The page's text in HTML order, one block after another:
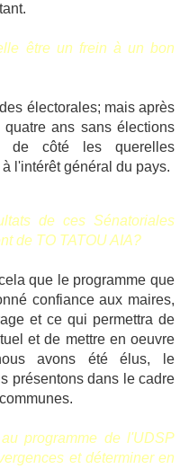
être un frein à un bon
électorales; mais après
ans sans élections
de côté les querelles
l'intérêt général du pays.
de ces Sénatoriales
de TO TATOU AIA?
que le programme que
confiance aux maires,
et ce qui permettra de
et de mettre en oeuvre
avons été élus, le
présentons dans le cadre
programme de l'UDSP
et déterminer en